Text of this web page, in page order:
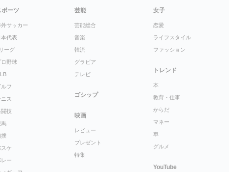
ポーツ
外サッカー
本代表
ーグ
ロ野球
ルフ
ニス
闘技
馬
撲
スケ
レー
芸能
芸能総合
音楽
韓流
グラビア
テレビ
ゴシップ
映画
レビュー
プレゼント
特集
女子
恋愛
ライフスタイル
ファッション
トレンド
本
教育・仕事
からだ
マネー
車
グルメ
YouTube